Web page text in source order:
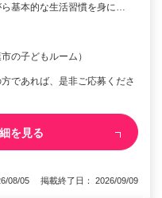
基本的な生活習慣を身に…
の子どもルーム）
であれば、是非ご応募くださ
を見る
08/05 掲載終了日： 2026/09/09